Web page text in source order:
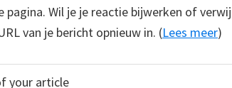
pagina. Wil je je reactie bijwerken of
van je bericht opnieuw in. (Lees meer)